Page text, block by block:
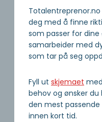
deg med å finne
som passer for dine
samarbeider med
som tar på seg
Fyll ut skjemaet
behov og ønsker
den mest
innen kort tid.